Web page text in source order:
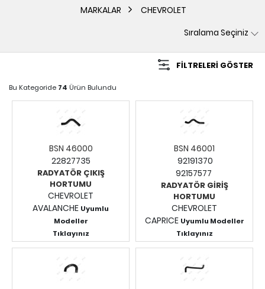
MARKALAR CHEVROLET
FILTRELERI GÖSTER
Bu Kategoride 74 Ürün Bulundu
BSN 46000
22827735
RADYATÖR ÇIKIŞ
HORTUMU
CHEVROLET
AVALANCHE Uyumlu
Modeller
Tıklayınız
Fiyatları Görmek İçin
Giriş Yapınız.
BSN 46001
92191370
92157577
RADYATÖR GİRİŞ
HORTUMU
CHEVROLET
CAPRICE Uyumlu Modeller
Tıklayınız
Fiyatları Görmek İçin
Giriş Yapınız.